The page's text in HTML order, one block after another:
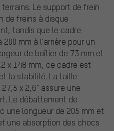
Le support de frein
de freins à disque
tandis que le cadre
mm à l'arrière pour un
de boîtier de 73 mm et
x 148 mm, ce cadre est
la stabilité. La taille
x 2,6" assure une
Le débattement de
une longueur de 205 mm et
une absorption des chocs